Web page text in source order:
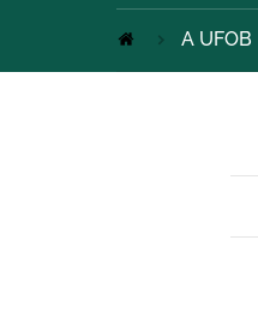
A UFOB